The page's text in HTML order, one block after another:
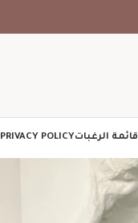
قائمة الرغباتPRIVACY POLICY